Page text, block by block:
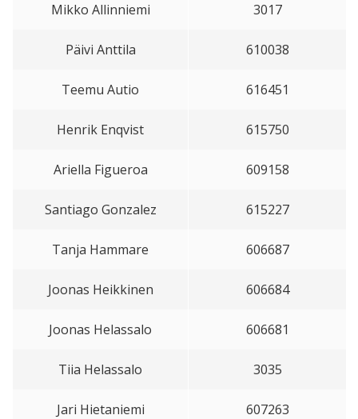
Mikko Allinniemi 3017
Päivi Anttila 610038
Teemu Autio 616451
Henrik Enqvist 615750
Ariella Figueroa 609158
Santiago Gonzalez 615227
Tanja Hammare 606687
Joonas Heikkinen 606684
Joonas Helassalo 606681
Tiia Helassalo 3035
Jari Hietaniemi 607263